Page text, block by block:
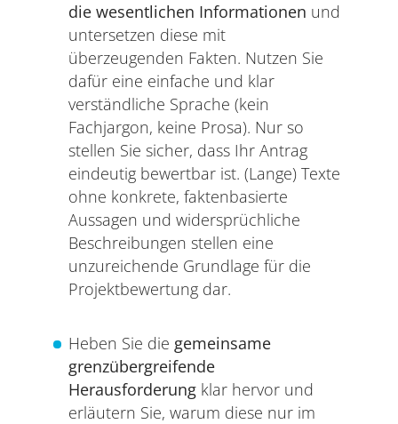
die wesentlichen Informationen und
untersetzen diese mit
überzeugenden Fakten. Nutzen Sie
dafür eine einfache und klar
verständliche Sprache (kein
Fachjargon, keine Prosa). Nur so
stellen Sie sicher, dass Ihr Antrag
eindeutig bewertbar ist. (Lange) Texte
ohne konkrete, faktenbasierte
Aussagen und widersprüchliche
Beschreibungen stellen eine
unzureichende Grundlage für die
Projektbewertung dar.
Heben Sie die gemeinsame
grenzübergreifende
Herausforderung klar hervor und
erläutern Sie, warum diese nur im